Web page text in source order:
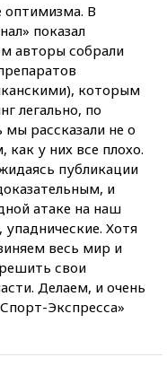
В
показал
авторы собрали
которым
легально, по
рассказали не о
у них все плохо.
публикации
и
атаке на наш
Хотя
весь мир и
свои
Делаем, и очень
Экспресса»